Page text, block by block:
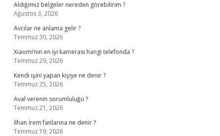
Aldığımız belgeler nereden görebilirim ?
Ağustos 3, 2026
Avcılar ne anlama gelir ?
Temmuz 30, 2026
Xiaomi’nin en iyi kamerası hangi telefonda ?
Temmuz 29, 2026
Kendi işini yapan kişiye ne denir ?
Temmuz 25, 2026
Aval verenin sorumluluğu ?
Temmuz 21, 2026
İlhan İrem fanlarına ne denir ?
Temmuz 19, 2026